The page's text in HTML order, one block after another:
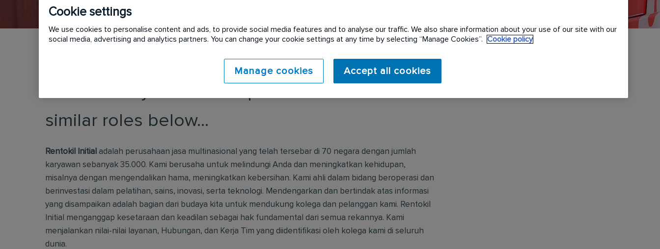
similar roles below...
Rentokil Initial adalah perusahaan jasa multinasional yang telah tersebar di 70 negara dengan jumlah
karyawan sebanyak 35.000. Kami berusaha untuk melindungi Anda dan meningkatkan kehidupan,
misalnya dengan mengendalikan hama, meningkatkan kebersihan. Kami ahli dalam bidang beroperasi dan
berinvestasi dalam pelatihan, sains, inovasi, serta teknologi. Mendengarkan dan bertindak atas informasi
yang disampaikan adalah bagian dari budaya kita untuk mendukung kolega dan pelanggan kami. Rentokil
Initial menganggap kesetaraan dan keadilan sebagai hak fundamental dari semua rekannya. Kami
menjalankan nilai-nilai layanan, Hubungan, dan Kerja Tim yang diidentifikasi oleh kolega kami di seluruh
dunia.
Cookie settings
We use cookies to personalise content and ads, to provide social media features and to analyse our traffic. We also share information about your use of our site with our
social media, advertising and analytics partners. You can change your cookie settings at any time by selecting “Manage Cookies”.
Cookie policy
Manage cookies Accept all cookies